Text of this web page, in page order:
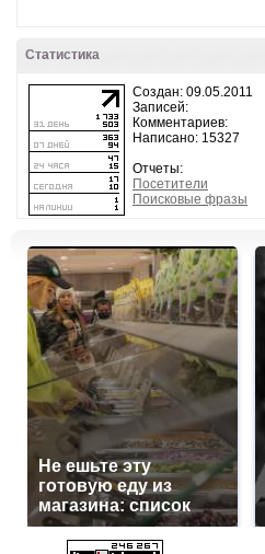
Статистика
Создан: 09.05.2011
Записей:
Комментариев:
Написано: 15327
Отчеты:
Посетители
Поисковые фразы
Не ешьте эту
готовую еду из
магазина: список